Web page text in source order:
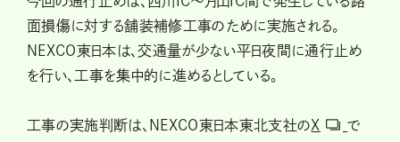
面損傷に対する舗装補修工事のために実施される。
NEXCO東日本は、交通量が少ない平日夜間に通行止め
を行い、工事を集中的に進めるとしている。
工事の実施判断は、NEXCO東日本東北支社のX
で